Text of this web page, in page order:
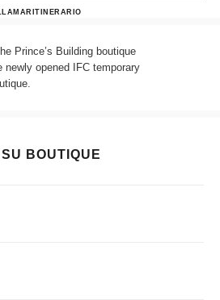
36225288ITINERARIOCHANEL LANDMARK
Prince’s Building boutique
opened IFC temporary
SU BOUTIQUE